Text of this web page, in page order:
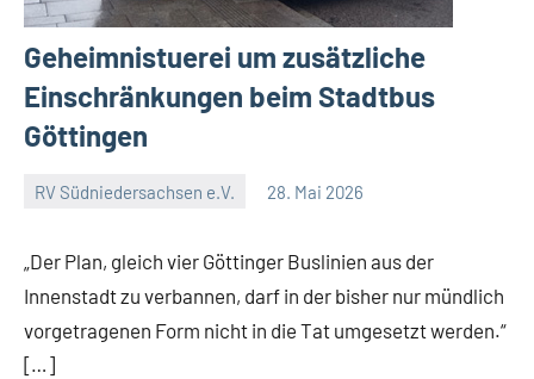
Geheimnistuerei um zusätzliche
Einschränkungen beim Stadtbus
Göttingen
RV Südniedersachsen e.V. 28. Mai 2026
e.V.
„Der Plan, gleich vier Göttinger Buslinien aus der
Innenstadt zu verbannen, darf in der bisher nur mündlich
vorgetragenen Form nicht in die Tat umgesetzt werden.“
[…]